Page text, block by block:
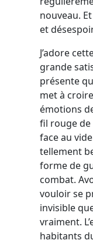
nouveau.
et
J’adore
grande
présente
met à
émotions
fil rouge de
face au
tellement
forme de
combat.
vouloir se
invisible
vraiment.
habitants